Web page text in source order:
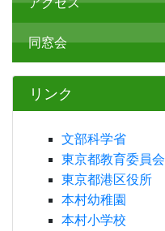
同窓会
リンク
文部科学省
東京都教育委員会
東京都港区役所
本村幼稚園
本村小学校